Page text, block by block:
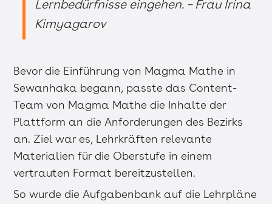
Lernbedürfnisse eingehen. – Frau Irina
Kimyagarov
Bevor die Einführung von Magma Mathe in
Sewanhaka begann, passte das Content-
Team von Magma Mathe die Inhalte der
Plattform an die Anforderungen des Bezirks
an. Ziel war es, Lehrkräften relevante
Materialien für die Oberstufe in einem
vertrauten Format bereitzustellen.
So wurde die Aufgabenbank auf die Lehrpläne